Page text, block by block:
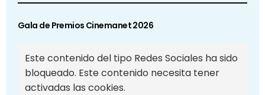
Gala de Premios Cinemanet 2026
Este contenido del tipo Redes Sociales ha sido
bloqueado. Este contenido necesita tener
activadas las cookies.